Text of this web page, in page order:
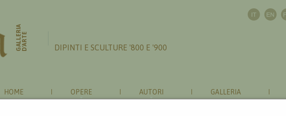
GALLERIAD'ARTE DIPINTI E SCULTURE '800 E '900
HOME OPERE AUTORI GALLERIA